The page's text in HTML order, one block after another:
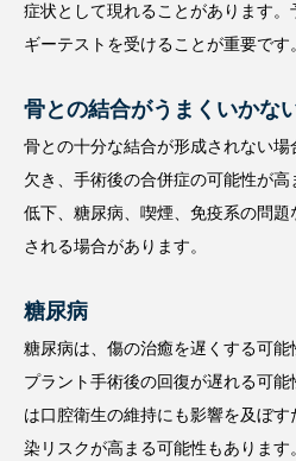
症状として現れることがあります
ギーテストを受けることが重要です
骨との結合がうまくいかな
骨との十分な結合が形成されない
欠き、手術後の合併症の可能性が
低下、糖尿病、喫煙、免疫系の問題
される場合があります。
糖尿病
糖尿病は、傷の治癒を遅くする可
プラント手術後の回復が遅れる可
は口腔衛生の維持にも影響を及ぼ
染リスクが高まる可能性もあります